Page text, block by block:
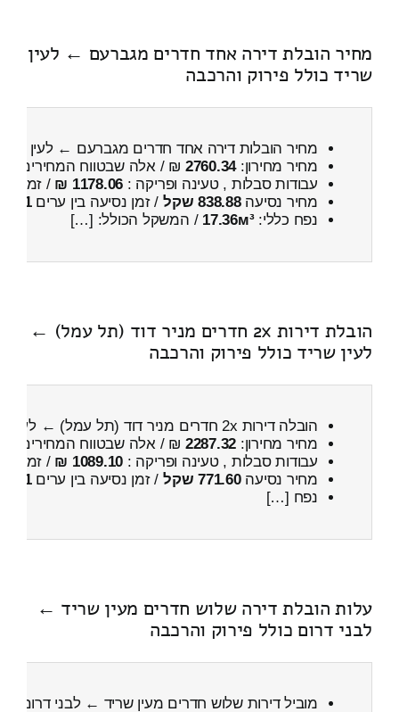
מחיר הובלת דירה אחד חדרים מגברעם ← לעין
שריד כולל פירוק והרכבה
מחיר הובלות דירה אחד חדרים מגברעם ← לעין
מחיר מחירון:2760.34 ₪ / אלה שבטווח המחירים
עבודות סבלות , טעינה ופריקה : 1178.06 ₪ / זמן :
מחיר נסיעה838.88 שקל / זמן נסיעה בין ערים1 שעות , 14 דקות
נפח כללי:17.36м³ / המשקל הכולל: […]
הובלת דירות 2x חדרים מניר דוד (תל עמל) ←
לעין שריד כולל פירוק והרכבה
הובלה דירות 2x חדרים מניר דוד (תל עמל) ← לעין שריד
מחיר מחירון: 2287.32 ₪ / אלה שבטווח המחירים
עבודות סבלות , טעינה ופריקה : 1089.10 ₪ / זמן :
מחיר נסיעה771.60 שקל / זמן נסיעה בין ערים1 שעות , 14 דקות
נפח […]
עלות הובלת דירה שלוש חדרים מעין שריד ←
לבני דרום כולל פירוק והרכבה
מוביל דירות שלוש חדרים מעין שריד ← לבני דרום